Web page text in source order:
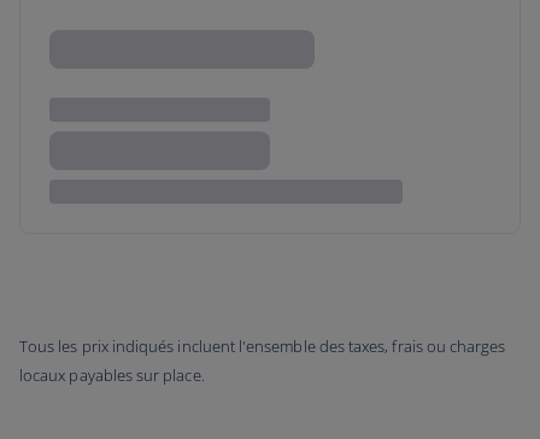
Tous les prix indiqués incluent l'ensemble des taxes, frais ou charges
locaux payables sur place.